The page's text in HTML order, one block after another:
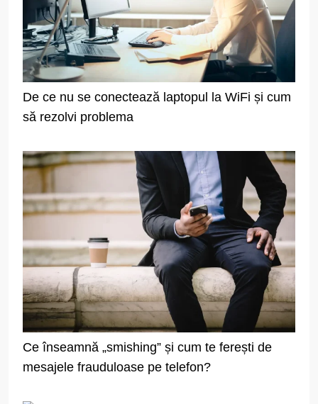
De ce nu se conectează laptopul la WiFi și cum
să rezolvi problema
Ce înseamnă „smishing” și cum te ferești de
mesajele frauduloase pe telefon?